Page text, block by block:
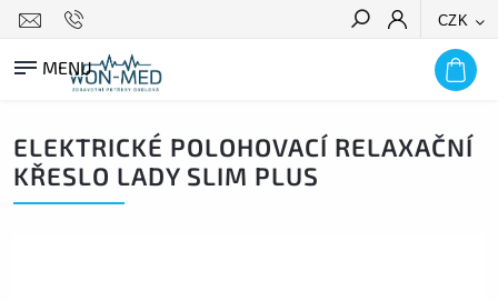
CZK
HLEDAT
ELEKTRICKÉ POLOHOVACÍ RELAXAČNÍ
KŘESLO LADY SLIM PLUS